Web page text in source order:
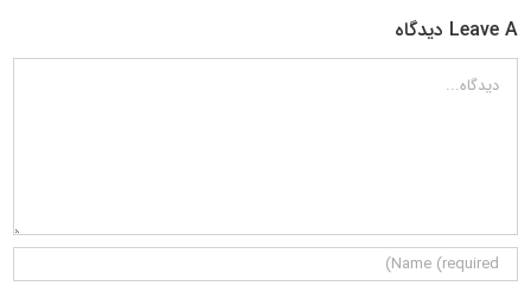
Leave A دیدگاه
دیدگاه